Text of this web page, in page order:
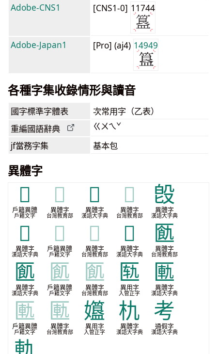
Adobe-CNS1
[CNS1-0] 11744
Adobe-Japan1 [Pro] (aj4) 14949
各種字集收錄情形與讀音
國字標準字體表 次常用字（乙表）
重編國語辭典 ㄍㄨㄟˇ
jf當務字集 基本包
異體字
𣌽
戶籍異體
戶籍文字
𣌽
異體字
台灣教育部
𣪕
異體字
漢語大字典
𣪕
異體字
台灣教育部
𣪘
異體字
漢語大字典
𥁬
異體字
漢語大字典
𥁬
戶籍異體
戶籍文字
𥁬
異體字
台灣教育部
𦹧
異體字
漢語大字典
㔲
異體字
台灣教育部
㔳
異體字
漢語大字典
㔳
戶籍異體
戶籍文字
㔳
異體字
台灣教育部
匦
異用字
入管正字
匭
異體字
漢語大字典
匭
戶籍異體
戶籍文字
匭
異體字
台灣教育部
孂
異用字
入管正字
朹
異體字
漢語大字典
考
通假字
漢語大字典